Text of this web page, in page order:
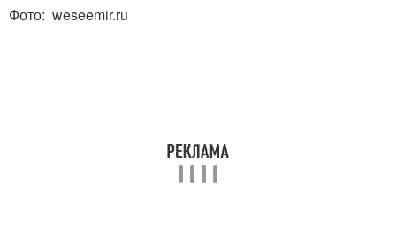
Фото: weseemir.ru